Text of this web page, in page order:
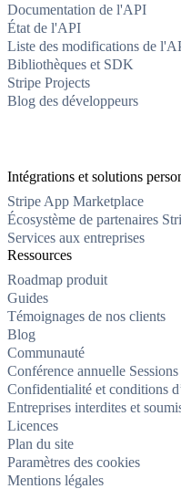
Documentation de l'API
État de l'API
Liste des modifications de
Bibliothèques et SDK
Stripe Projects
Blog des développeurs
Intégrations et solutions
Stripe App Marketplace
Écosystème de partenaires
Services aux entreprises
Ressources
Roadmap produit
Guides
Témoignages de nos clients
Blog
Communauté
Conférence annuelle Sessions
Confidentialité et conditions
Entreprises interdites et
Licences
Plan du site
Paramètres des cookies
Mentions légales